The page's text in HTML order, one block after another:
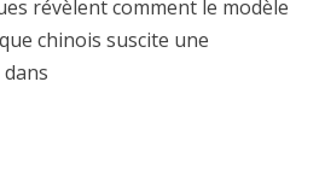
révèlent comment le modèle
chinois suscite une